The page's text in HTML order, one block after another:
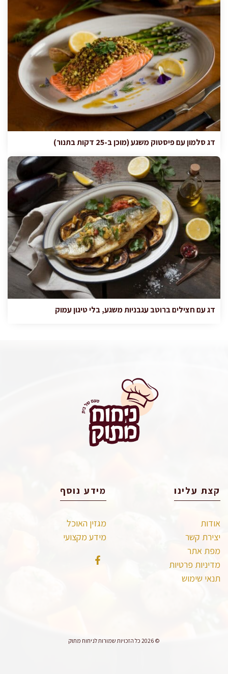
דג סלמון עם פיסטוק משגע (מוכן ב-25 דקות בתנור)
דג עם חצילים ברוטב עגבניות משגע, בלי טיגון עמוק
קצת עלינו
אודות
יצירת קשר
מפת אתר
מדיניות פרטיות
תנאי שימוש
מידע נוסף
מגזין האוכל
מידע מקצועי
© 2026 כל הזכויות שמורות לניחוח מתוק